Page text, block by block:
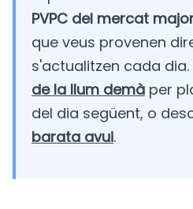
PVPC del mercat
que veus provenen
s'actualitzen cada
de la llum demà per
del dia següent, o
barata avui.